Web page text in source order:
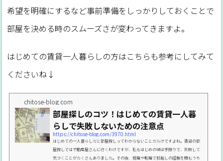
希望を明確にするなど事前準備をしっかりしておくことで
部屋を決める時のスムーズさが変わってきますよ。
はじめての賃貸一人暮らしの方はこちらも参考にしてみて
くださいね↓
chitose-blog.com
部屋探しのコツ！はじめての賃貸一人暮
らしで失敗しないための注意点
https://chitose-blog.com/3970.html
はじめての一人暮らしだと部屋探しってわからないことだらけですよね。賃貸の部
屋探しでは不動産屋さんに行くわけですが、私もはじめの頃は手探りで、失敗して
気づくことがたくさんありました。その後、就職や転職で引越しの経験を積むうち